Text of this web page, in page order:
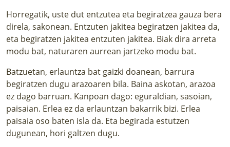
Horregatik, uste dut entzutea eta begiratzea gauza bera
direla, sakonean. Entzuten jakitea begiratzen jakitea da,
eta begiratzen jakitea entzuten jakitea. Biak dira arreta
modu bat, naturaren aurrean jartzeko modu bat.
Batzuetan, erlauntza bat gaizki doanean, barrura
begiratzen dugu arazoaren bila. Baina askotan, arazoa
ez dago barruan. Kanpoan dago: eguraldian, sasoian,
paisaian. Erlea ez da erlauntzan bakarrik bizi. Erlea
paisaia oso baten isla da. Eta begirada estutzen
dugunean, hori galtzen dugu.